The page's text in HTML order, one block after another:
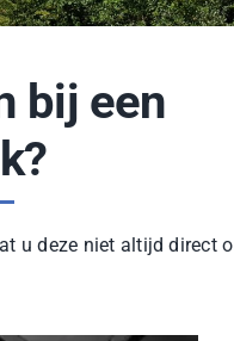
bij een
u deze niet altijd direct